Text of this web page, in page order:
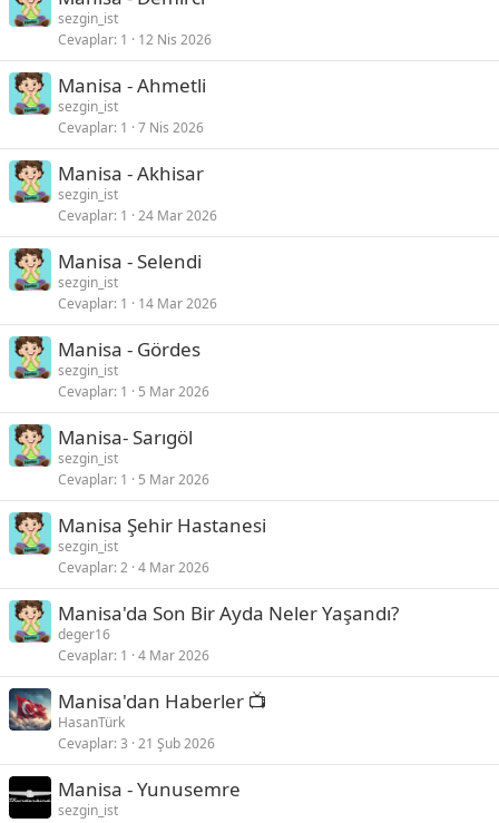
sezgin_ist
Cevaplar 1 12 Nis 2026
Manisa - Ahmetli
sezgin_ist
Cevaplar 1 7 Nis 2026
Manisa - Akhisar
sezgin_ist
Cevaplar 1 24 Mar 2026
Manisa - Selendi
sezgin_ist
Cevaplar 1 14 Mar 2026
Manisa - Gördes
sezgin_ist
Cevaplar 1 5 Mar 2026
Manisa- Sarıgöl
sezgin_ist
Cevaplar 1 5 Mar 2026
Manisa Şehir Hastanesi
sezgin_ist
Cevaplar 2 4 Mar 2026
Manisa'da Son Bir Ayda Neler Yaşandı?
deger16
Cevaplar 1 4 Mar 2026
Manisa'dan Haberler 📺
HasanTürk
Cevaplar 3 21 Şub 2026
Manisa - Yunusemre
sezgin_ist